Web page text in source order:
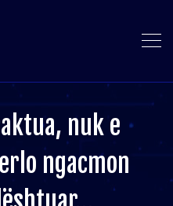
nuk e
ngacmon